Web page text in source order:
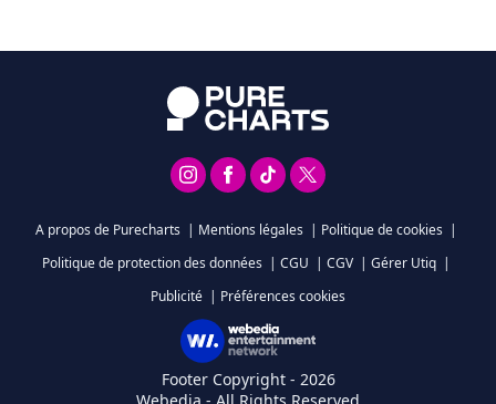
A propos de Purecharts | Mentions légales | Politique de cookies |
Politique de protection des données | CGU | CGV | Gérer Utiq |
Publicité | Préférences cookies
Footer Copyright - 2026
Webedia - All Rights Reserved